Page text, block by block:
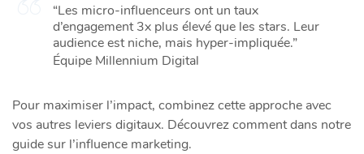
“Les micro-influenceurs ont un taux
d’engagement 3x plus élevé que les stars. Leur
audience est niche, mais hyper-impliquée.”
Équipe Millennium Digital
Pour maximiser l’impact, combinez cette approche avec
vos autres leviers digitaux. Découvrez comment dans notre
guide sur l’influence marketing.